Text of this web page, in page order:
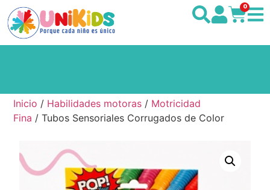
0
Inicio / Habilidades motoras / Motricidad
Fina / Tubos Sensoriales Corrugados de Color